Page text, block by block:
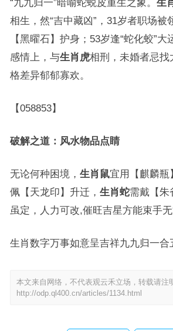
“九九归一”暗喻蛇蜕皮重生之象。 生
相生，然“吉中藏凶”，31岁者职场被
【黑曜石】护身；53岁逢“蛇化蛟”大
感情上，与生肖虎相刑，未婚者忌找
格差异郁郁寡欢。
【058853】
破解之道：风水物品点睛
无论何种困境， 生肖鼠宜用【麒麟瓶
佩【天龙印】升迁， 生肖蛇需戴【朱
虽定，人力可改,催旺吉星方能束手无
生肖数字万事如意呈吉祥九九归一合
本文来自网络，不代表观云禾立场，转载请注
http://odp.ql400.cn/articles/1134.html